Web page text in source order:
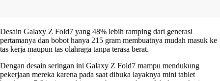
Desain Galaxy Z Fold7 yang 48% lebih ramping dari generasi
pertamanya dan bobot hanya 215 gram membuatnya mudah masuk ke
tas kerja maupun tas olahraga tanpa terasa berat.
Dengan desain seringan ini Galaxy Z Fold7 mampu mendukung
pekerjaan mereka karena pada saat dibuka layaknya mini tablet